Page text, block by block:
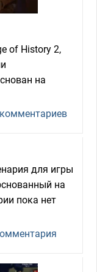
of History 2,
на
для игры
на
пока нет